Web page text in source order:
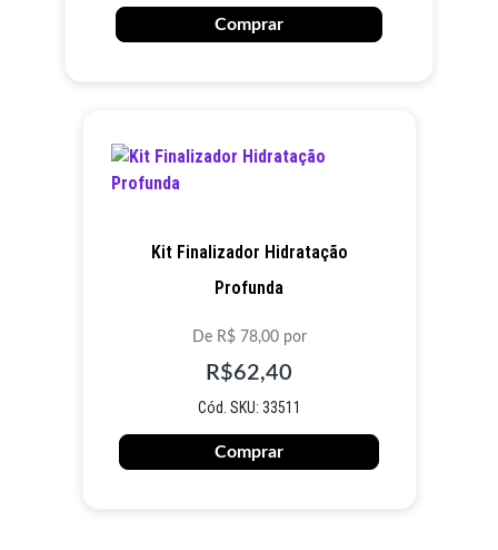
Comprar
Kit Finalizador Hidratação
Profunda
De R$ 78,00 por
R$62,40
Cód. SKU: 33511
Comprar